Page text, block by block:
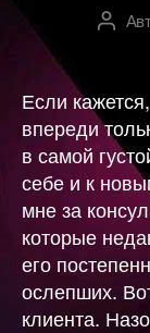
Автор
Если
впереди
в самой
себе и к
мне за
которые
его
ослепших.
клиента.